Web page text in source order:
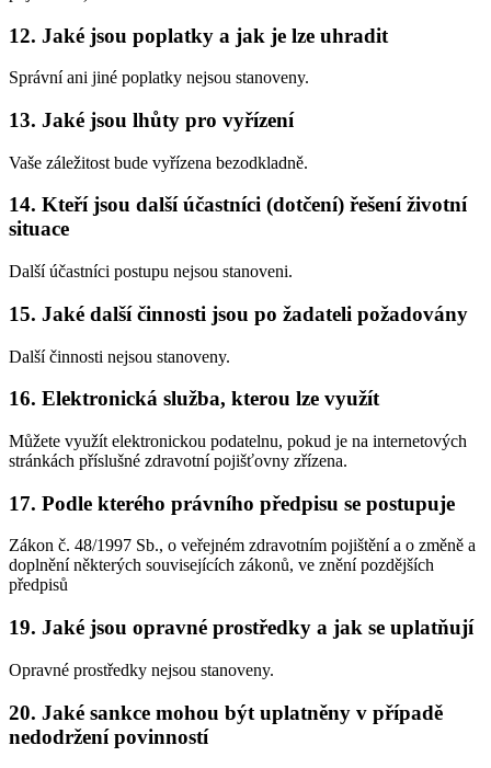
12. Jaké jsou poplatky a jak je lze uhradit
Správní ani jiné poplatky nejsou stanoveny.
13. Jaké jsou lhůty pro vyřízení
Vaše záležitost bude vyřízena bezodkladně.
14. Kteří jsou další účastníci (dotčení) řešení životní
situace
Další účastníci postupu nejsou stanoveni.
15. Jaké další činnosti jsou po žadateli požadovány
Další činnosti nejsou stanoveny.
16. Elektronická služba, kterou lze využít
Můžete využít elektronickou podatelnu, pokud je na internetových
stránkách příslušné zdravotní pojišťovny zřízena.
17. Podle kterého právního předpisu se postupuje
Zákon č. 48/1997 Sb., o veřejném zdravotním pojištění a o změně a
doplnění některých souvisejících zákonů, ve znění pozdějších
předpisů
19. Jaké jsou opravné prostředky a jak se uplatňují
Opravné prostředky nejsou stanoveny.
20. Jaké sankce mohou být uplatněny v případě
nedodržení povinností